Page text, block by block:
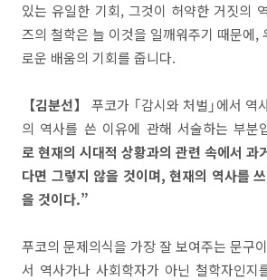
있는 유일한 기회, 그것이 허약한 거짓의
즈의 철학은 늘 이것을 일깨워주기 때문에,
로운 배움의 기회를 줍니다.
【김분선】푸코가 ｢감시와 처벌｣에서 역
의 역사를 쓴 이유에 관해 서술하는 부분
로 현재의 시대적 상황과의 관련 속에서 과
다면 그렇지 않을 것이며, 현재의 역사를
을 것이다.”
푸코의 문제의식을 가장 잘 보여주는 문구
서 역사가나 사회학자가 아닌 철학자인지